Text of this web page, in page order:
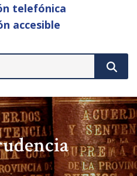
telefónica
accesible